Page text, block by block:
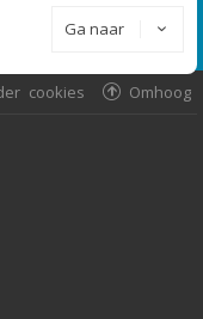
Ga naar
Omhoog
cookies